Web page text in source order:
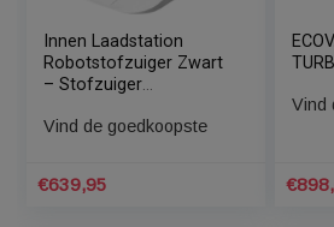
€412,00 €